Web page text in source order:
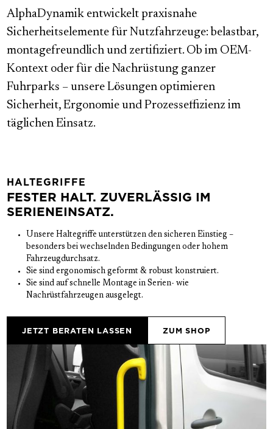
AlphaDynamik entwickelt praxisnahe
Sicherheitselemente für Nutzfahrzeuge: belastbar,
montagefreundlich und zertifiziert. Ob im OEM-
Kontext oder für die Nachrüstung ganzer
Fuhrparks – unsere Lösungen optimieren
Sicherheit, Ergonomie und Prozesseffizienz im
täglichen Einsatz.
HALTEGRIFFE
FESTER HALT. ZUVERLÄSSIG IM
SERIENEINSATZ.
Unsere Haltegriffe unterstützen den sicheren Einstieg –
besonders bei wechselnden Bedingungen oder hohem
Fahrzeugdurchsatz.
Sie sind ergonomisch geformt & robust konstruiert.
Sie sind auf schnelle Montage in Serien- wie
Nachrüstfahrzeugen ausgelegt.
JETZT BERATEN LASSEN ZUM SHOP